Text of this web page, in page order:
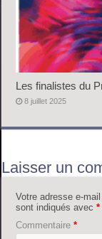
Les finalistes du
8 juillet 2025
Laisser un
Votre adresse e-
sont indiqués avec*
Commentaire*